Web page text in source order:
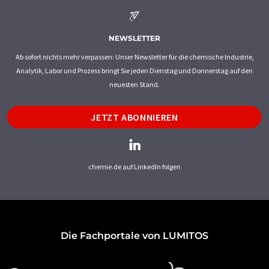
NEWSLETTER
Ab sofort nichts mehr verpassen: Unser Newsletter für die chemische Industrie,
Analytik, Labor und Prozess bringt Sie jeden Dienstag und Donnerstag auf den
neuesten Stand.
JETZT ABONNIEREN
chemie.de auf LinkedIn folgen
Die Fachportale von LUMITOS